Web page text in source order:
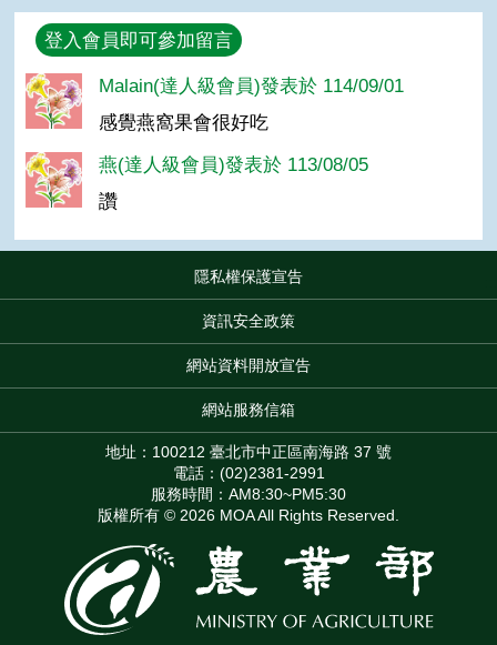
回覆
登入會員即可參加留言
Malain(達人級會員)發表於 114/09/01
感覺燕窩果會很好吃
燕(達人級會員)發表於 113/08/05
讚
隱私權保護宣告
資訊安全政策
網站資料開放宣告
網站服務信箱
地址：100212 臺北市中正區南海路 37 號
電話：(02)2381-2991
服務時間：AM8:30~PM5:30
版權所有 © 2026 MOA All Rights Reserved.